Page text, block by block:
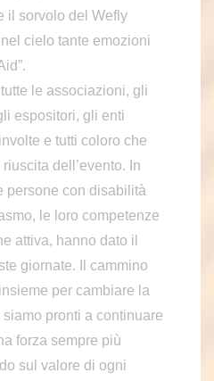
il sorvolo del Wefly
cielo tante emozioni
le associazioni, gli
espositori, gli enti
e tutti coloro che
dell’evento. In
persone con disabilità
le loro competenze
attiva, hanno dato il
giornate. Il cammino
per cambiare la
pronti a continuare
forza sempre più
sul valore di ogni